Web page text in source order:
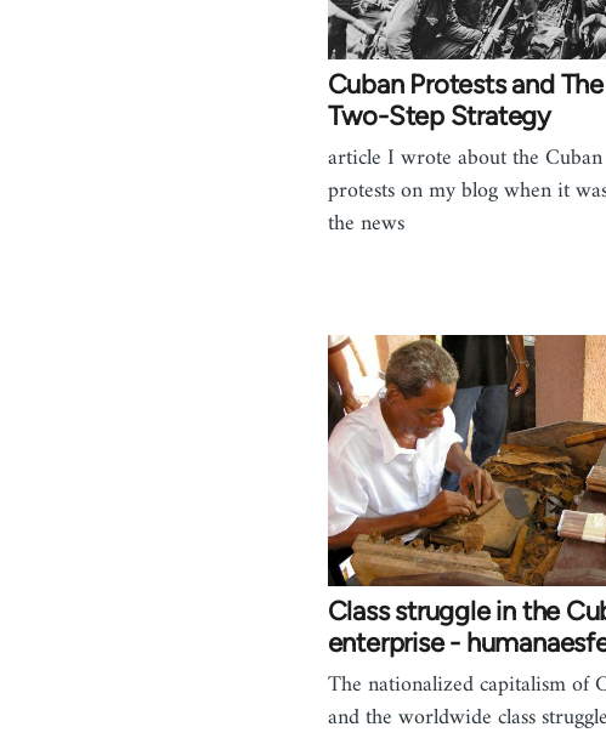
Cuban Protests and The
Two-Step Strategy
article I wrote about the Cuban
protests on my blog when it
the news
Class struggle in the
enterprise -
The nationalized capitalism of
and the worldwide class